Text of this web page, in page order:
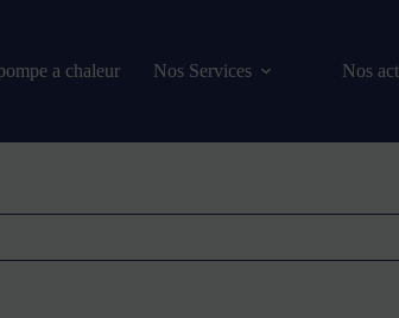
a chaleur Nos Services Nos